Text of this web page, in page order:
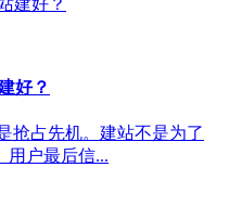
好？
抢占先机。建站不是为了
用户最后信...